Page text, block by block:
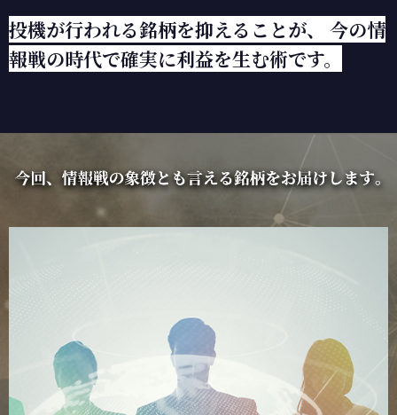
投機が行われる銘柄を抑えることが、
今の情
報戦の時代で確実に利益を生む術です。